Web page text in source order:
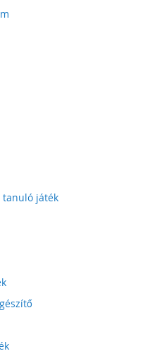
tanuló játék